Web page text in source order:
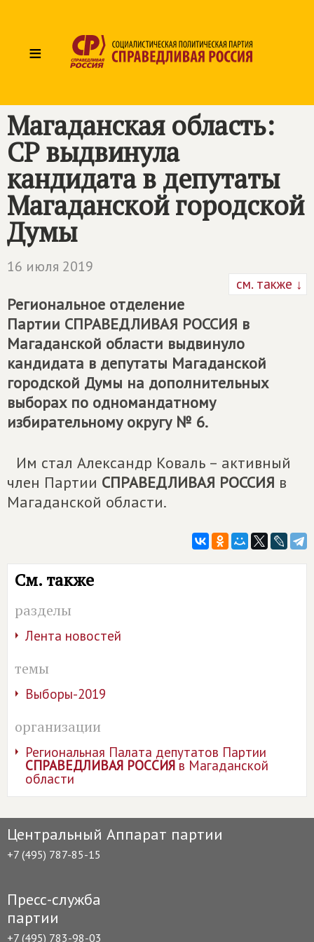
≡
Магаданская область:
СР выдвинула
кандидата в депутаты
Магаданской городской
Думы
16 июля 2019
см. также ↓
Региональное отделение
Партии СПРАВЕДЛИВАЯ РОССИЯ в
Магаданской области выдвинуло
кандидата в депутаты Магаданской
городской Думы на дополнительных
выборах по одномандатному
избирательному округу № 6.
Им стал Александр Коваль – активный
член Партии СПРАВЕДЛИВАЯ РОССИЯ в
Магаданской области.
См. также
разделы
Лента новостей
темы
Выборы-2019
организации
Региональная Палата депутатов Партии
СПРАВЕДЛИВАЯ РОССИЯв Магаданской
области
Центральный Аппарат партии
+7 (495) 787-85-15
Пресс-служба
партии
+7 (495) 783-98-03